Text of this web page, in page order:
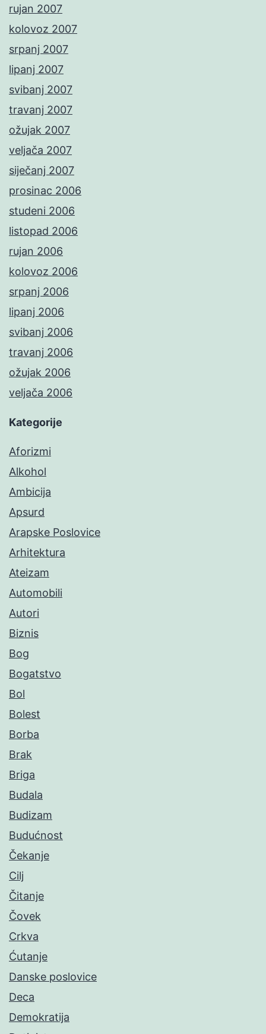
rujan 2007
kolovoz 2007
srpanj 2007
lipanj 2007
svibanj 2007
travanj 2007
ožujak 2007
veljača 2007
siječanj 2007
prosinac 2006
studeni 2006
listopad 2006
rujan 2006
kolovoz 2006
srpanj 2006
lipanj 2006
svibanj 2006
travanj 2006
ožujak 2006
veljača 2006
Kategorije
Aforizmi
Alkohol
Ambicija
Apsurd
Arapske Poslovice
Arhitektura
Ateizam
Automobili
Autori
Biznis
Bog
Bogatstvo
Bol
Bolest
Borba
Brak
Briga
Budala
Budizam
Budućnost
Čekanje
Cilj
Čitanje
Čovek
Crkva
Ćutanje
Danske poslovice
Deca
Demokratija